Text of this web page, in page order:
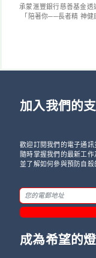
承蒙滙豐銀行慈善基金
「陪著你──長者精 神
加入我們的
歡迎訂閱我們的電子通訊
隨時掌握我們的最新工作
並了解如何參與預防自殺
成為希望的